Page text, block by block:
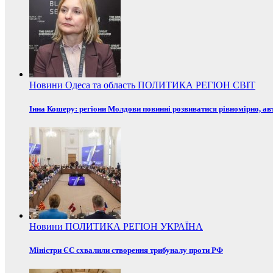
Новини Одеса та область ПОЛИТИКА РЕГІОН СВІТ
Інна Кошеру: регіони Молдови повинні розвиватися рівномірно,
Новини ПОЛИТИКА РЕГІОН УКРАЇНА
Міністри ЄС схвалили створення трибуналу проти РФ